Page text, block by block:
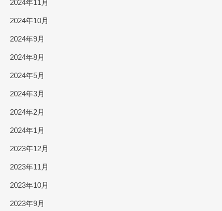
2024年11月
2024年10月
2024年9月
2024年8月
2024年5月
2024年3月
2024年2月
2024年1月
2023年12月
2023年11月
2023年10月
2023年9月